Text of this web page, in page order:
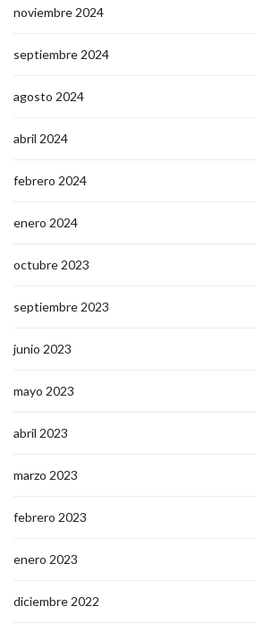
noviembre 2024
septiembre 2024
agosto 2024
abril 2024
febrero 2024
enero 2024
octubre 2023
septiembre 2023
junio 2023
mayo 2023
abril 2023
marzo 2023
febrero 2023
enero 2023
diciembre 2022